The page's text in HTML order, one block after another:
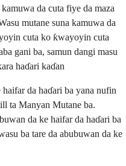
da cuta fiye da maza
mutane suna kamuwa da
cuta ko ƙwayoyin cuta
gani ba, samun dangi masu
haɗari kaɗan
da haɗari ba yana nufin
ta Manyan Mutane ba.
da ke haifar da haɗari ba
ba tare da abubuwan da ke